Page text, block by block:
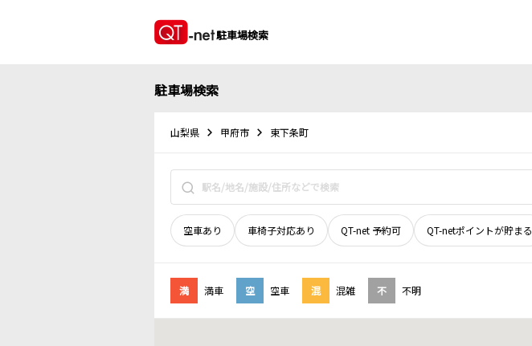
駐車場検索
駐車場検索
山梨県 甲府市 東下条町
空車あり 車椅子対応あり QT-net 予約可 QT-netポイントが貯まる
満 満車 空 空車 混 混雑 不 不明